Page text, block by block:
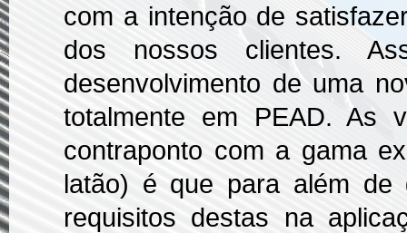
com a intenção de
dos nossos clientes.
desenvolvimento de uma
totalmente em PEAD. As
contraponto com a gama
latão) é que para além de
requisitos destas na